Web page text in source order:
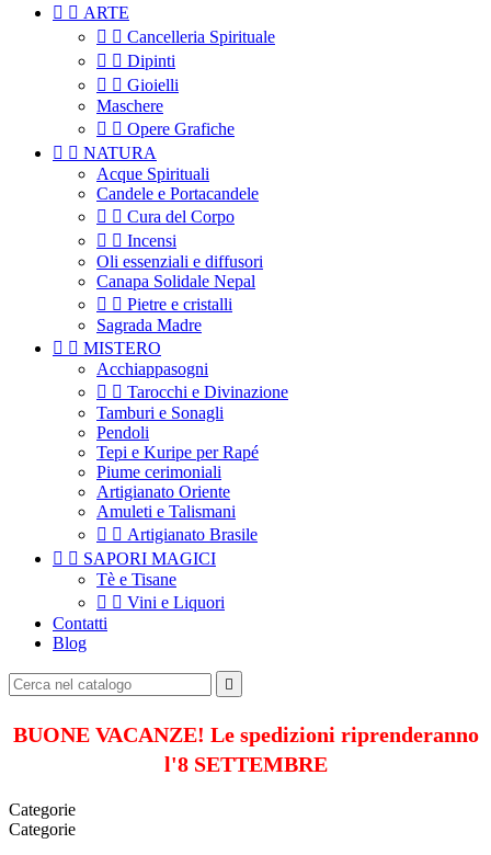
  ARTE
  Cancelleria Spirituale
  Dipinti
  Gioielli
Maschere
  Opere Grafiche
  NATURA
Acque Spirituali
Candele e Portacandele
  Cura del Corpo
  Incensi
Oli essenziali e diffusori
Canapa Solidale Nepal
  Pietre e cristalli
Sagrada Madre
  MISTERO
Acchiappasogni
  Tarocchi e Divinazione
Tamburi e Sonagli
Pendoli
Tepi e Kuripe per Rapé
Piume cerimoniali
Artigianato Oriente
Amuleti e Talismani
  Artigianato Brasile
  SAPORI MAGICI
Tè e Tisane
  Vini e Liquori
Contatti
Blog

BUONE VACANZE! Le spedizioni riprenderanno
l'8 SETTEMBRE
Categorie
Categorie